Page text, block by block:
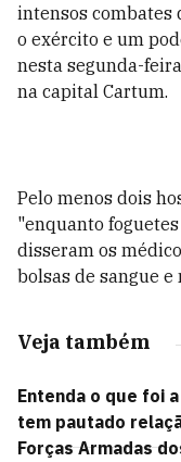
intensos combates
o exército e um
nesta segunda-
na capital Cartum.
Pelo menos dois
"enquanto
disseram os
bolsas de sangue
Veja também
Entenda o que foi
tem pautado
Forças Armadas